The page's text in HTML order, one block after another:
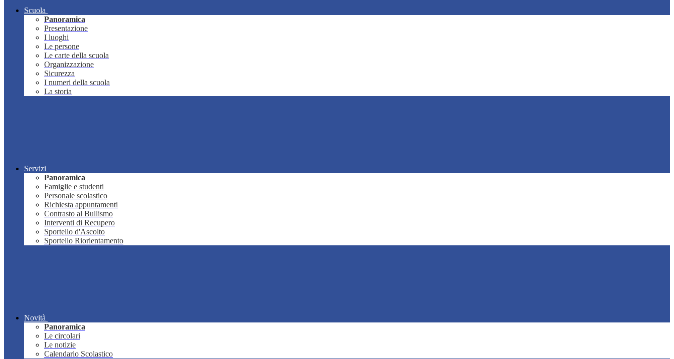
Scuola
Panoramica
Presentazione
I luoghi
Le persone
Le carte della scuola
Organizzazione
Sicurezza
I numeri della scuola
La storia
Servizi
Panoramica
Famiglie e studenti
Personale scolastico
Richiesta appuntamenti
Contrasto al Bullismo
Interventi di Recupero
Sportello d'Ascolto
Sportello Riorientamento
Novità
Panoramica
Le circolari
Le notizie
Calendario Scolastico